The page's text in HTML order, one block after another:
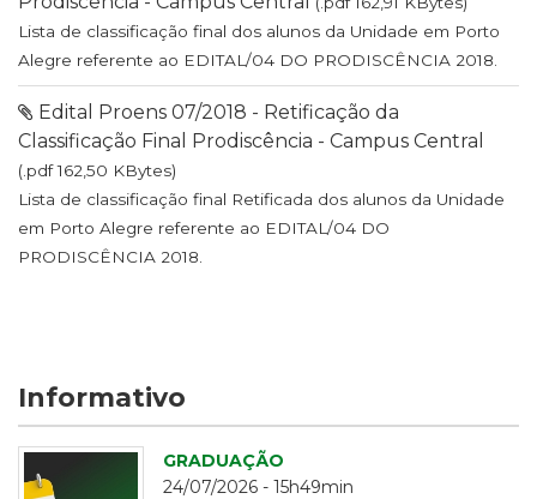
Lista de classificação final dos alunos da Unidade em Porto
Alegre referente ao EDITAL/04 DO PRODISCÊNCIA 2018.
Edital Proens 07/2018 - Retificação da
Classificação Final Prodiscência - Campus Central
(.pdf 162,50 KBytes)
Lista de classificação final Retificada dos alunos da Unidade
em Porto Alegre referente ao EDITAL/04 DO
PRODISCÊNCIA 2018.
Informativo
GRADUAÇÃO
24/07/2026 - 15h49min